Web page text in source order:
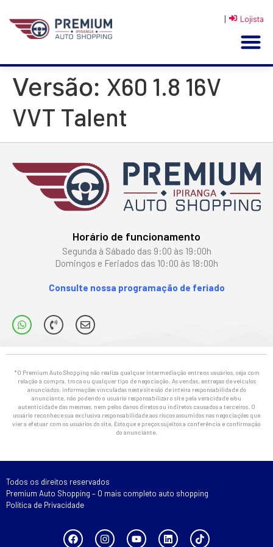
| Lojista
Versão: X60 1.8 16V
VVT Talent
Horário de funcionamento
Segunda à Sábado das 9:00 às 19:00h
Domingos e Feriados das 10:00 às 18:00h
Consulte nossa programação de feriado
*O Premium Auto Shopping não realiza qualquer intermediação entre os usuários, seja com
relação à compra, troca ou qualquer tipo de negociação. As vendas, entregas de veículos
anunciados, informações vinculadas neste site são de inteira responsabilidade do
anunciante, não podendo o usuário responsabilizar o site pela veracidade e/ou
autenticidade das mesmas, nem pelos danos diretos ou indiretos causados a terceiros. O
usuário reconhece sua exclusiva responsabilidade aos riscos assumidos nas negociações que
vier a efetuar com os usuários do site. Estoque e preços sujeitos a conferência e confirmação
do anunciante.
Todos os direitos reservados
Premium Auto Shopping – O mais completo auto shopping
Política de Privacidade